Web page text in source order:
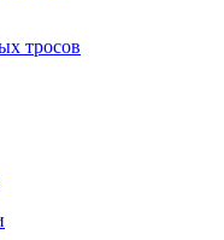
тросов